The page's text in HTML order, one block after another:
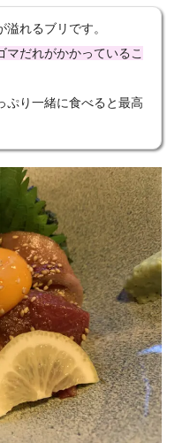
れるブリです。
マだれがかかっているこ
ぷり一緒に食べると最高